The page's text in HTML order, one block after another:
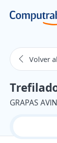
Volver
GRAPAS